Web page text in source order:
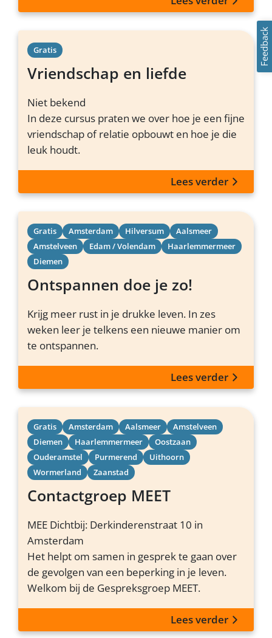
Feedback
Gratis
Vriendschap en liefde
Niet bekend
In deze cursus praten we over hoe je een fijne
vriendschap of relatie opbouwt en hoe je die
leuk houdt.
Lees verder
Gratis Amsterdam Hilversum
Aalsmeer
Amstelveen
Edam / Volendam
Haarlemmermeer
Diemen
Ontspannen doe je zo!
Krijg meer rust in je drukke leven. In zes
weken leer je telkens een nieuwe manier om
te ontspannen.
Lees verder
Gratis Amsterdam Aalsmeer
Amstelveen
Diemen
Haarlemmermeer
Oostzaan
Ouderamstel
Purmerend
Uithoorn
Wormerland
Zaanstad
Contactgroep MEET
MEE Dichtbij: Derkinderenstraat 10 in
Amsterdam
Het helpt om samen in gesprek te gaan over
de gevolgen van een beperking in je leven.
Welkom bij de Gespreksgroep MEET.
Lees verder